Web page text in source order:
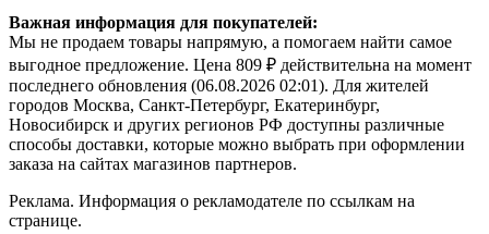
Важная информация для покупателей:
Мы не продаем товары напрямую, а помогаем найти самое
выгодное предложение. Цена 809 ₽ действительна на момент
последнего обновления (06.08.2026 02:01). Для жителей
городов Москва, Санкт-Петербург, Екатеринбург,
Новосибирск и других регионов РФ доступны различные
способы доставки, которые можно выбрать при оформлении
заказа на сайтах магазинов партнеров.
Реклама. Информация о рекламодателе по ссылкам на
странице.